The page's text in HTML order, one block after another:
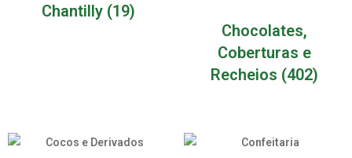
Chantilly (19)
Chocolates,
Coberturas e
Recheios (402)